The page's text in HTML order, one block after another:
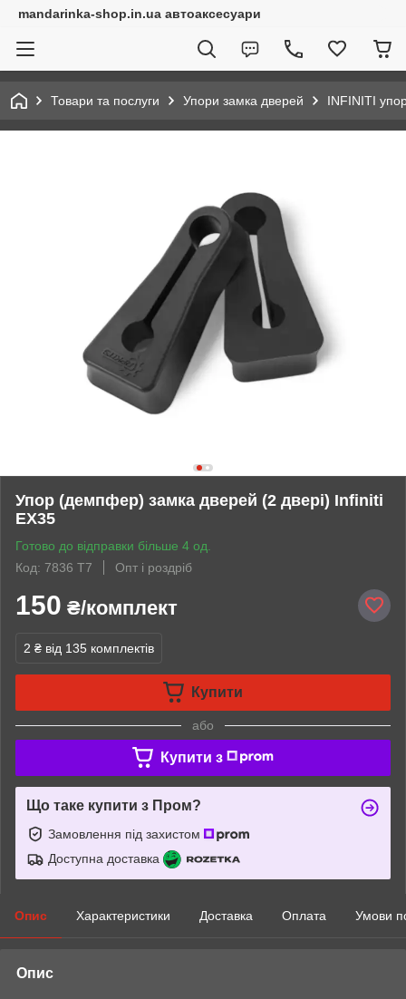
mandarinka-shop.in.ua автоаксесуари
Товари та послуги Упори замка дверей INFINITI
Упор (демпфер) замка дверей (2 двері) Infiniti
EX35
Готово до відправки більше 4 од.
Код: 7836 Т7
Опт і роздріб
150 ₴/комплект
2 ₴ від 135 комплектів
Купити
або
Купити з
Що таке купити з Пром?
Замовлення під захистом
Доступна доставка
Опис Характеристики Доставка Оплата Умови
Опис